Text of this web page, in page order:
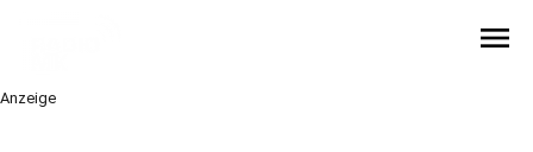
menu
Anzeige